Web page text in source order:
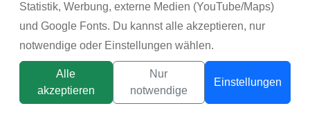
Statistik, Werbung, externe Medien (YouTube/Maps)
und Google Fonts. Du kannst alle akzeptieren, nur
notwendige oder Einstellungen wählen.
Alle
akzeptieren
Nur
notwendige
Einstellungen
die Feldgleichungen, um die Dynamik von Teilchen oder
Feldern zu beschreiben, sondern leitet dazu die
Bewegungsgleichungen her. Die Bewegungsgleichungen
sind also „technisch“ von Bedeutung, obwohl ihr
Informationsinhalt konzeptionell bereits in den